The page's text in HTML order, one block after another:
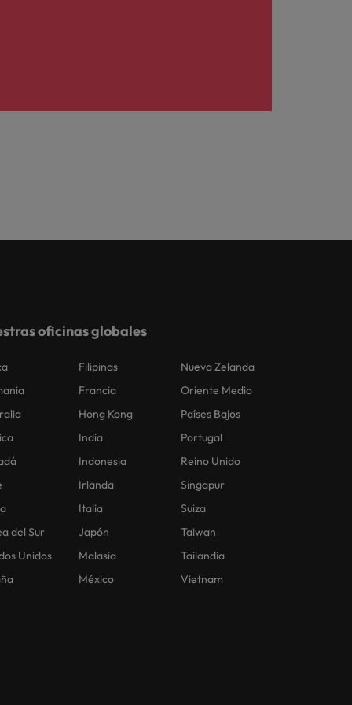
oficinas globales
del Sur
Unidos
Filipinas
Francia
Hong Kong
India
Indonesia
Irlanda
Italia
Japón
Malasia
México
Nueva Zelanda
Oriente Medio
Países Bajos
Portugal
Reino Unido
Singapur
Suiza
Taiwan
Tailandia
Vietnam